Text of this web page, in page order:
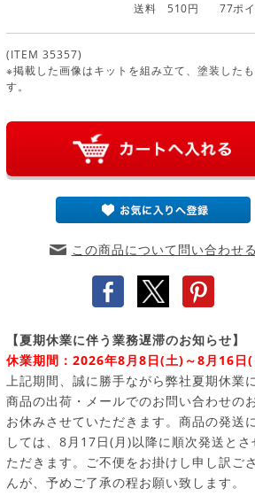
送料 510円
77ポ
(ITEM 35357)
※掲載した画像はキットを組み立て、塗装した
す。
この商品について問い合わせる
【夏期休業に伴う業務遅滞のお知らせ】
休業期間：2026年8月8日(土)～8月16日
上記期間、誠に勝手ながら弊社夏期休業に
商品の出荷・メールでのお問い合わせの
お休みさせていただきます。商品の発送
しては、8月17日(月)以降に順次発送とさ
ただきます。ご不便をお掛けし申し訳ご
んが、予めご了承の程お願い致します。